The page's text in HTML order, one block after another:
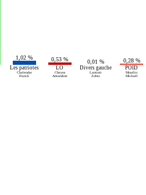
1,02 % 0,53 % 0,01 % 0,28 %
Les patriotes LO Divers gauche POID
Chalendar
Franck
Cheyns
Amandine
Lamimi
Zohra
Mourlin
Mickaël